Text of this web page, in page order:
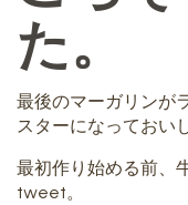
た。
最後のマーガリンが
スターになっておい
最初作り始める前、
tweet。